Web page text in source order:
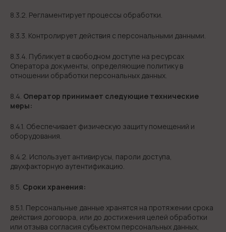
8.3.2. Регламентирует процессы обработки.
8.3.3. Контролирует действия с персональными данными.
8.3.4. Публикует в свободном доступе на ресурсах
Оператора документы, определяющие политику в
отношении обработки персональных данных.
8.4. Оператор принимает следующие технические
меры:
8.4.1. Обеспечивает физическую защиту помещений и
оборудования.
8.4.2. Использует антивирусы, пароли доступа,
двухфакторную аутентификацию.
8.5. Сроки хранения:
8.5.1. Персональные данные хранятся на протяжении срока
действия договора, или до достижения целей обработки
или отзыва согласия субъектом персональных данных,